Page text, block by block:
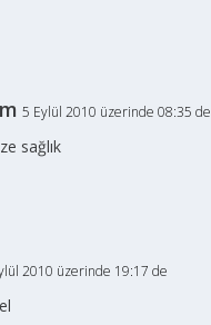
5 Eylül 2010 üzerinde 08:35 de
sağlık
2010 üzerinde 19:17 de